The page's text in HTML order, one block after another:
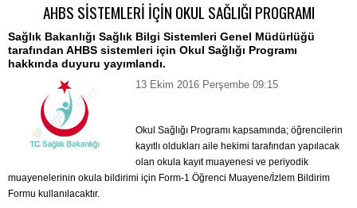
AHBS SİSTEMLERİ İÇİN OKUL SAĞLIĞI PROGRAMI
Sağlık Bakanlığı Sağlık Bilgi Sistemleri Genel Müdürlüğü
tarafından AHBS sistemleri için Okul Sağlığı Programı
hakkında duyuru yayımlandı.
13 Ekim 2016 Perşembe 09:15
Okul Sağlığı Programı kapsamında; öğrencilerin
kayıtlı oldukları aile hekimi tarafından yapılacak
olan okula kayıt muayenesi ve periyodik
muayenelerinin okula bildirimi için Form-1 Öğrenci Muayene/İzlem Bildirim
Formu kullanılacaktır.